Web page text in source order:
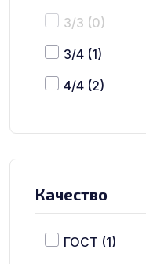
3/3 (0)
3/4 (1)
4/4 (2)
Качество
ГОСТ (1)